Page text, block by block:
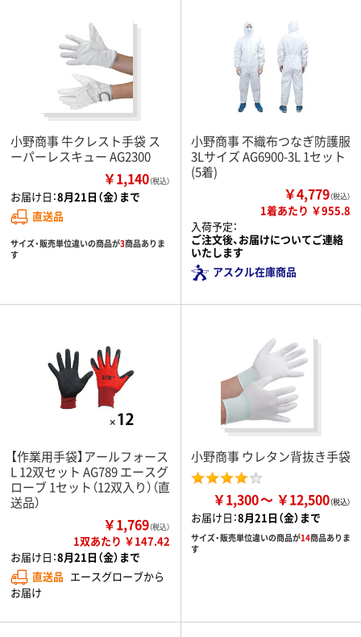
小野商事 牛クレスト手袋 ス
ーパーレスキュー AG2300
￥1,140（税込）
お届け日：8月21日（金）まで
直送品
サイズ・販売単位違いの商品が3商品ありま
す
小野商事 不織布つなぎ防護服
3Lサイズ AG6900-3L 1セット
(5着)
￥4,779（税込）
1着あたり ￥955.8
入荷予定：
ご注文後、お届けについてご連絡
いたします
アスクル在庫商品
【作業用手袋】アールフォース
L 12双セット AG789 エースグ
ローブ 1セット（12双入り）（直
送品）
￥1,769（税込）
1双あたり ￥147.42
お届け日：8月21日（金）まで
直送品 エースグローブから
お届け
小野商事 ウレタン背抜き手袋
￥1,300 ￥12,500
お届け日：8月21日（金）まで
サイズ・販売単位違いの商品が14商品ありま
す